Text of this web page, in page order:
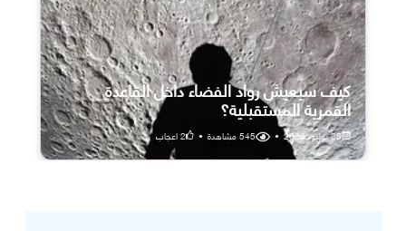
كيف سيعيش رواد الفضاء داخل القاعدة
القمرية المستقبلية؟
25 يوليو، 2026 •
545مشاهدة •
2اعجاب